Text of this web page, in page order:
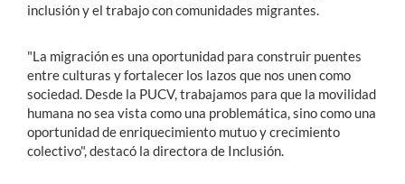
inclusión y el trabajo con comunidades migrantes.
"La migración es una oportunidad para construir puentes
entre culturas y fortalecer los lazos que nos unen como
sociedad. Desde la PUCV, trabajamos para que la movilidad
humana no sea vista como una problemática, sino como una
oportunidad de enriquecimiento mutuo y crecimiento
colectivo", destacó la directora de Inclusión.